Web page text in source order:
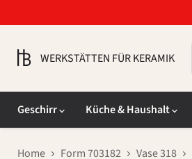
WERKSTÄTTEN FÜR KERAMIK
Geschirr
Küche & Haushalt
Home Form 703182 Vase 318